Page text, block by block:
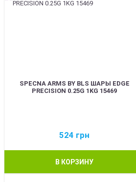
SPECNA ARMS BY BLS ШАРЫ EDGE
PRECISION 0.25G 1KG 15469
524 грн
В КОРЗИНУ